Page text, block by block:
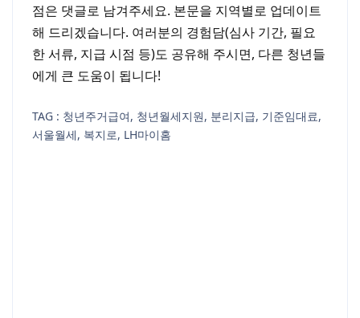
점은 댓글로 남겨주세요. 본문을 지역별로 업데이트
해 드리겠습니다. 여러분의 경험담(심사 기간, 필요
한 서류, 지급 시점 등)도 공유해 주시면, 다른 청년들
에게 큰 도움이 됩니다!
TAG : 청년주거급여, 청년월세지원, 분리지급, 기준임대료,
서울월세, 복지로, LH마이홈